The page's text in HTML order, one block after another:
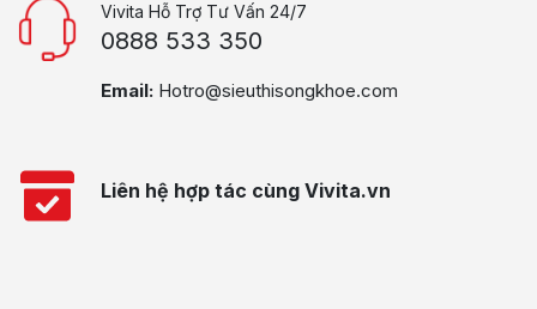
Vivita Hỗ Trợ Tư Vấn 24/7
0888 533 350
Email: Hotro@sieuthisongkhoe.com
Liên hệ hợp tác cùng Vivita.vn